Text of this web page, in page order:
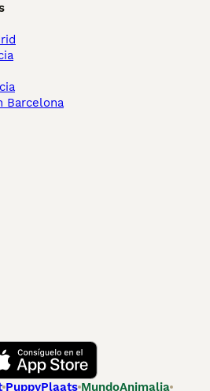
Barcelona
PuppyPlaats MundoAnimalia